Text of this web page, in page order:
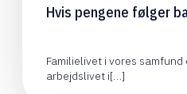
Hvis pengene følger
Familielivet i vores
arbejdslivet i[…]